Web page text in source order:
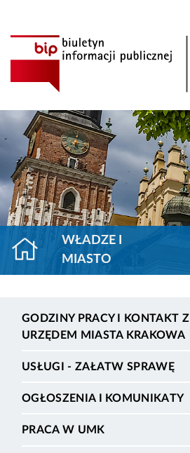
WŁADZE I
MIASTO
GODZINY PRACY I KONTAKT Z
URZĘDEM MIASTA KRAKOWA
USŁUGI - ZAŁATW SPRAWĘ
OGŁOSZENIA I KOMUNIKATY
PRACA W UMK